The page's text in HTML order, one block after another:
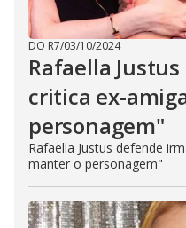
DO R7/03/10/2024
Rafaella
critica ex-
personagem"
Rafaella Justus defende
manter o personagem"